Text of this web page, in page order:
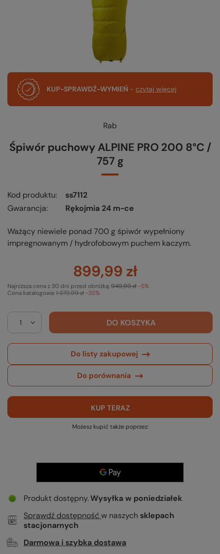
KUP-SPRAWDŹ-WYMIEŃ - czytaj więcej
Rab
Śpiwór puchowy ALPINE PRO 200 8°C /
757 g
Kod produktu
ss7112
Gwarancja
Rękojmia 24 m-ce
Ważący niewiele ponad 700 g śpiwór wypełniony
impregnowanym / hydrofobowym puchem kaczym.
899,99 zł
Cena katalogowa:1 379,99 zł -35%
Najniższa cena z 30 dni przed obniżką:949,99 zł -5%
DO KOSZYKA
Do listy zakupowej
Do porównania
KUP TERAZ
Możesz kupić także poprzez:
Produkt dostępny Wysyłkaw poniedziałek
Sprawdź dostępność w naszych sklepach
stacjonarnych
Darmowa i szybka dostawa